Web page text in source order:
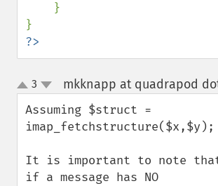
}
?>
up
down
3 mkknapp at quadrapod
Assuming $struct =
imap_fetchstructure($x,$y);
It is important to note
if a message has NO